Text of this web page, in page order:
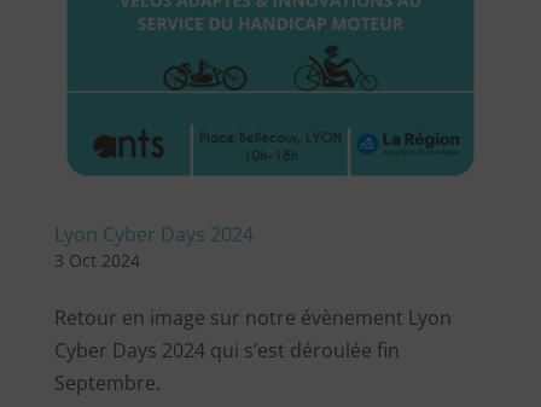
Lyon Cyber Days 2024
3 Oct 2024
Retour en image sur notre évènement Lyon
Cyber Days 2024 qui s’est déroulée fin
Septembre.